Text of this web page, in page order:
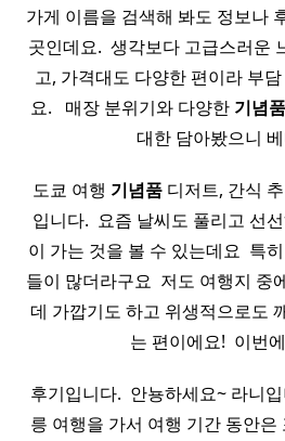
가게 이름을 검색해 봐도 정보나
곳인데요. ​ 생각보다 고급스러운
고, 가격대도 다양한 편이라 부
요. ​ ​ 매장 분위기와 다양한 기념품
대한 담아봤으니
도쿄 여행 기념품 디저트, 간식
입니다. ​ 요즘 날씨도 풀리고 선
이 가는 것을 볼 수 있는데요 ​ 특
들이 많더라구요 ​ 저도 여행지 중
데 가깝기도 하고 위생적으로도
는 편이에요! ​ 이번
후기입니다. ​ 안뇽하세요~ 라니
릉 여행을 가서 여행 기간 동안은